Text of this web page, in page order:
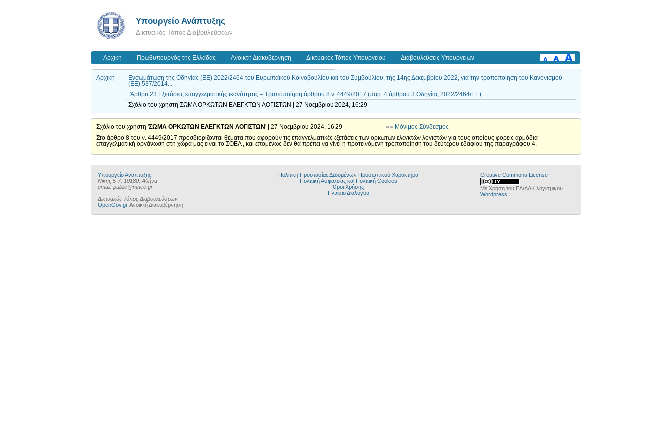
Υπουργείο Ανάπτυξης
Δικτυακός Τόπος Διαβουλεύσεων
Αρχική Πρωθυπουργός της Ελλάδας Ανοικτή Διακυβέρνηση Δικτυακός Τόπος Υπουργείου Διαβουλεύσεις Υπουργείων
Αρχική
Ενσωμάτωση της Οδηγίας (ΕΕ) 2022/2464 του Ευρωπαϊκού Κοινοβουλίου και του Συμβουλίου, της 14ης Δεκεμβρίου 2022, για την τροποποίηση του Κανονισμού
(ΕΕ) 537/2014...
Άρθρο 23 Εξετάσεις επαγγελματικής ικανότητας – Τροποποίηση άρθρου 8 ν. 4449/2017 (παρ. 4 άρθρου 3 Οδηγίας 2022/2464/ΕΕ)
Σχόλιο του χρήστη ΣΩΜΑ ΟΡΚΩΤΩΝ ΕΛΕΓΚΤΩΝ ΛΟΓΙΣΤΩΝ | 27 Νοεμβρίου 2024, 16:29
Σχόλιο του χρήστη 'ΣΩΜΑ ΟΡΚΩΤΩΝ ΕΛΕΓΚΤΩΝ ΛΟΓΙΣΤΩΝ' | 27 Νοεμβρίου 2024, 16:29
Μόνιμος Σύνδεσμος
Στο άρθρο 8 του ν. 4449/2017 προσδιορίζονται θέματα που αφορούν τις επαγγελματικές εξετάσεις των ορκωτών ελεγκτών λογιστών για τους οποίους φορείς αρμόδια
επαγγελματική οργάνωση στη χώρα μας είναι το ΣΟΕΛ , και επομένως δεν θα πρέπει να γίνει η προτεινόμενη τροποποίηση του δεύτερου εδαφίου της παραγράφου 4.
Υπουργείο Ανάπτυξης
Νίκης 5-7, 10180, Αθήνα
email: public@mnec.gr
Δικτυακός Τόπος Διαβουλεύσεων
OpenGov.gr Ανοικτή Διακυβέρνηση
Πολιτική Προστασίας Δεδομένων Προσωπικού Χαρακτήρα
Πολιτική Ασφαλείας και Πολιτική Cookies
Όροι Χρήσης
Πλαίσιο Διαλόγου
Creative Commons License
Με Χρήση του ΕΛ/ΛΑΚ λογισμικού
Wordpress